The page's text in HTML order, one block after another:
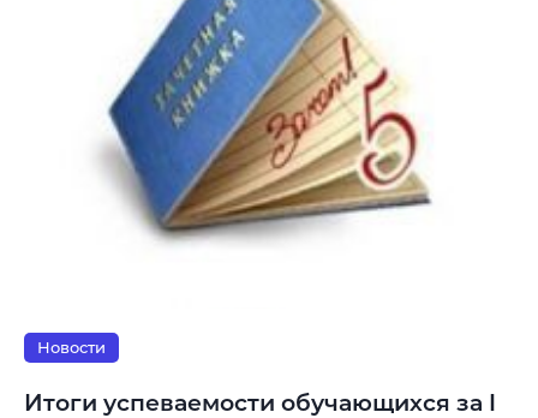
Новости
Итоги успеваемости обучающихся за I